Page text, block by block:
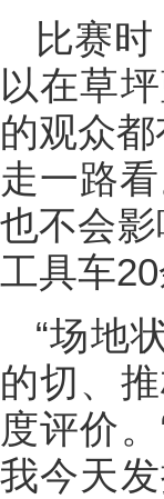
比赛
以在草
的观众
走一路
也不会
工具车
“场地
的切、
度评价
我今天